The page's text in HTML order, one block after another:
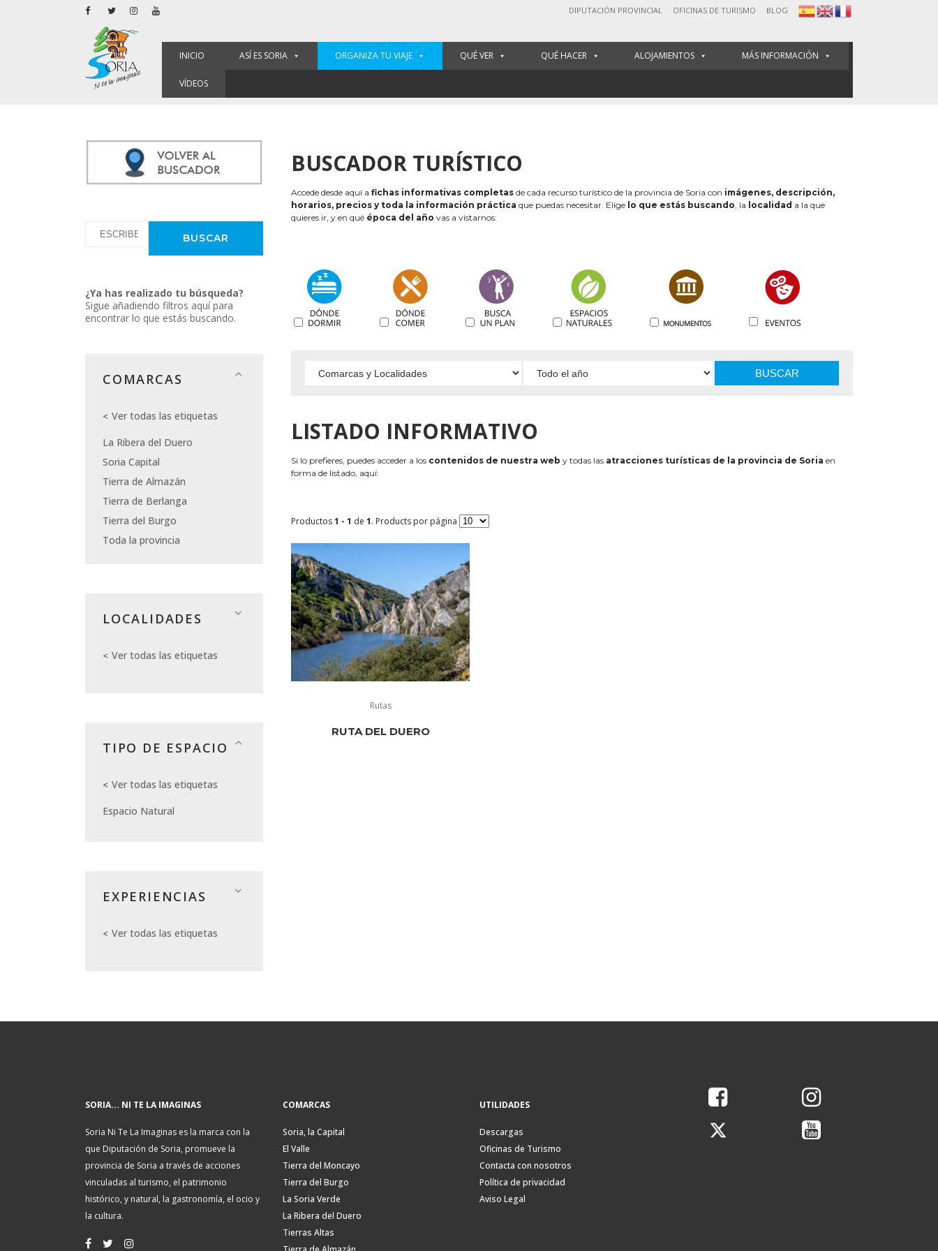
DIPUTACIÓN PROVINCIAL OFICINAS DE TURISMO BLOG
INICIO ASÍ ES SORIA ORGANIZA TU VIAJE QUÉ VER QUÉ HACER ALOJAMIENTOS MÁS INFORMACIÓN
VÍDEOS
¿Ya has realizado tu búsqueda?
Sigue añadiendo filtros aquí para
encontrar lo que estás buscando.
COMARCAS
Ver todas las etiquetas
La Ribera del Duero
Soria Capital
Tierra de Almazán
Tierra de Berlanga
Tierra del Burgo
Toda la provincia
LOCALIDADES
Ver todas las etiquetas
TIPO DE ESPACIO
Ver todas las etiquetas
Espacio Natural
EXPERIENCIAS
Ver todas las etiquetas
BUSCADOR TURÍSTICO
Accede desde aquí a fichas informativas completas de cada recurso turístico de la provincia de Soria con imágenes, descripción,
horarios, precios y toda la información práctica que puedas necesitar. Elige lo que estás buscando, la localidad a la que
quieres ir, y en qué época del año vas a vistarnos:
BUSCAR
LISTADO INFORMATIVO
Si lo prefieres, puedes acceder a los contenidos de nuestra web y todas las atracciones turísticas de la provincia de Soria en
forma de listado, aquí:
Productos1 - 1 de 1. Products por página
Rutas
RUTA DEL DUERO
SORIA... NI TE LA IMAGINAS
Soria Ni Te La Imaginas es la marca con la
que Diputación de Soria, promueve la
provincia de Soria a través de acciones
vinculadas al turismo, el patrimonio
histórico, y natural, la gastronomía, el ocio y
la cultura.
COMARCAS
Soria, la Capital
El Valle
Tierra del Moncayo
Tierra del Burgo
La Soria Verde
La Ribera del Duero
Tierras Altas
UTILIDADES
Descargas
Oficinas de Turismo
Contacta con nosotros
Política de privacidad
Aviso Legal